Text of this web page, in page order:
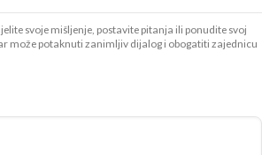
svoje mišljenje, postavite pitanja ili ponudite svoj
može potaknuti zanimljiv dijalog i obogatiti zajednicu